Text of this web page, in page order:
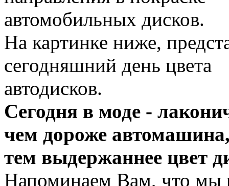
автомобильных дисков.
На картинке ниже,
сегодняшний день цвета
автодисков.
Сегодня в моде -
чем дороже
тем выдержаннее цвет
Напоминаем Вам, что мы